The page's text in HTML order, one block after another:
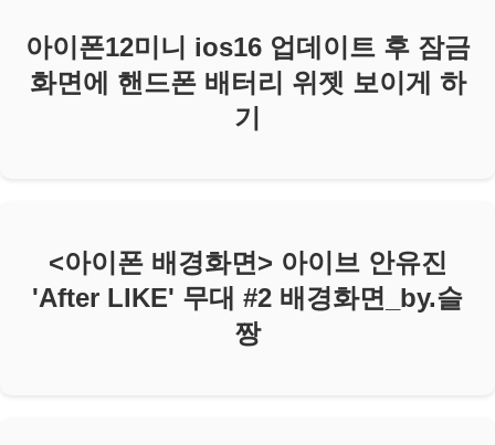
아이폰12미니 ios16 업데이트 후 잠금
화면에 핸드폰 배터리 위젯 보이게 하
기
<아이폰 배경화면> 아이브 안유진
'After LIKE' 무대 #2 배경화면_by.슬
짱